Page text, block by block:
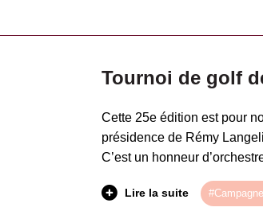
Tournoi de golf
Cette 25e édition est pour
présidence de Rémy
C’est un honneur
Lire la suite